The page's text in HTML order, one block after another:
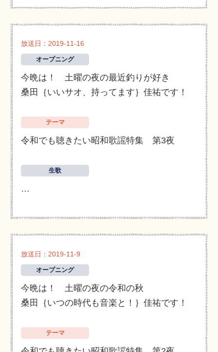
放送日：2019-11-16
オープニング
今晩は！ 土曜の夜の最近釣りが好き
桑田｛いいサオ、持ってます｝佳祐です！
テーマ
令和でも聴きたい昭和歌謡特集 第3夜
生歌
…
放送日：2019-11-9
オープニング
今晩は！ 土曜の夜の令和の秋
桑田｛いつの時代も音楽と！｝佳祐です！
テーマ